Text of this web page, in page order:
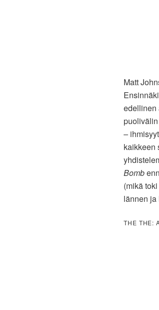
Matt
edellinen
–
kaikkeen
Bomb
(mikä
lännen
THE THE: